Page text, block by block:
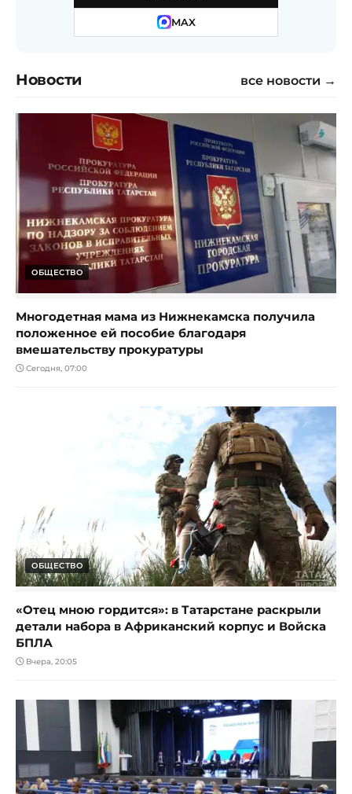
MAX
Новости все новости →
ОБЩЕСТВО
Многодетная мама из Нижнекамска получила
положенное ей пособие благодаря
вмешательству прокуратуры
Сегодня, 07:00
ОБЩЕСТВО
«Отец мною гордится»: в Татарстане раскрыли
детали набора в Африканский корпус и Войска
БПЛА
Вчера, 20:05